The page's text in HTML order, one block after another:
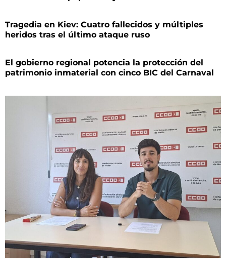
Tragedia en Kiev: Cuatro fallecidos y múltiples
heridos tras el último ataque ruso
El gobierno regional potencia la protección del
patrimonio inmaterial con cinco BIC del Carnaval